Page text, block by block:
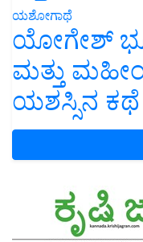
ಯಶೋಗಾಥೆ
ಯೋಗೇಶ್
ಮತ್ತು
ಯಶಸ್ಸಿನ ಕಥೆ